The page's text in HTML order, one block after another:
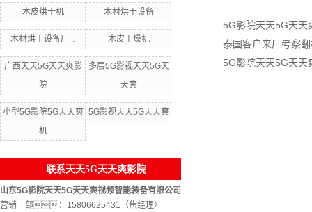
木皮烘干机 木材烘干设备
木材烘干设备厂... 木皮干燥机
广西天天5G天天爽影
院
多层5G影视天天5G天
天爽
小型5G影院5G天天爽
机
5G影视天天5G天天爽
联系天天5G天天爽影院
山东5G影院天天5G天天爽视频智能装备有限公司
营销一部：15806625431（焦经理）
5G影院天天5G天
泰国客户来厂考察
5G影院天天5G天天